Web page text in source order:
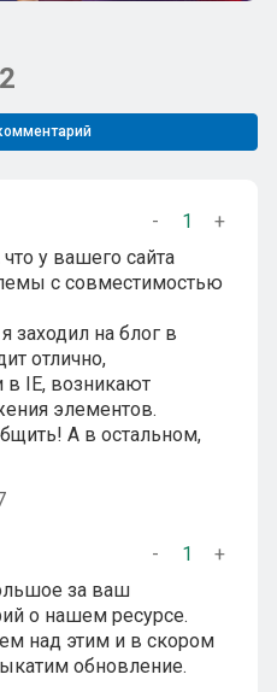
2
- 1
+
у вашего сайта
с совместимостью
заходил на блог в
отлично,
в IE, возникают
элементов.
А в остальном,
- 1
+
за ваш
о нашем ресурсе.
над этим и в скором
обновление.